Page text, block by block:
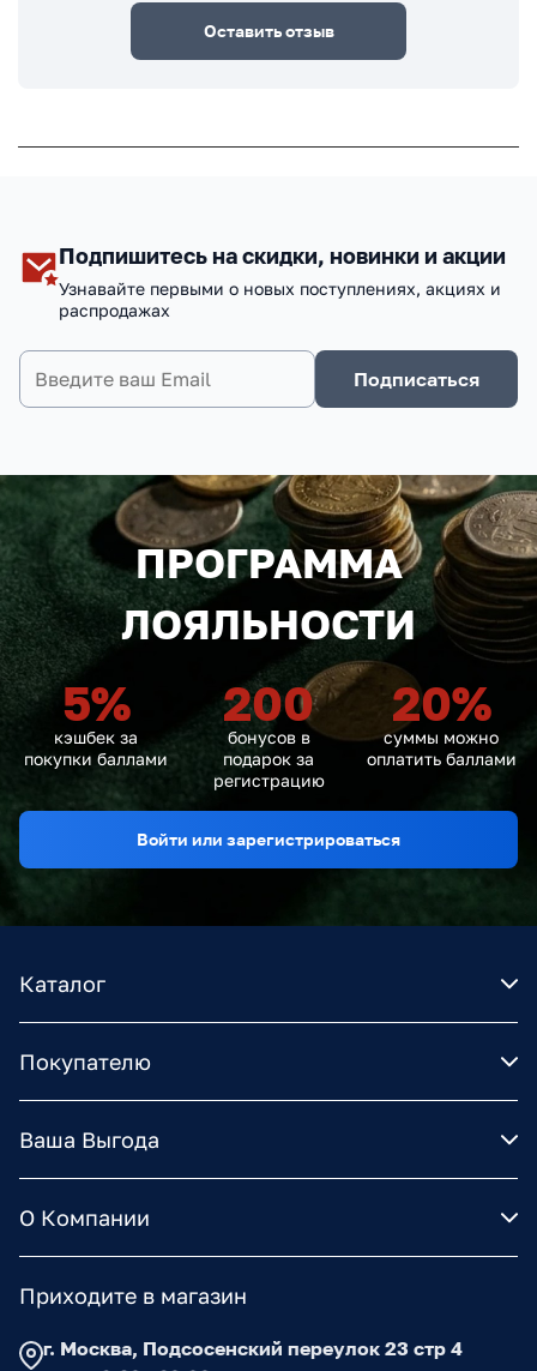
Оставить отзыв
Подпишитесь на скидки, новинки и акции
Узнавайте первыми о новых поступлениях, акциях и
распродажах
Подписаться
ПРОГРАММА
ЛОЯЛЬНОСТИ
5%
кэшбек за
покупки баллами
200
бонусов в
подарок за
регистрацию
20%
суммы можно
оплатить баллами
Войти или зарегистрироваться
Каталог
Покупателю
Ваша Выгода
О Компании
Приходите в магазин
г. Москва, Подсосенский переулок 23 стр 4